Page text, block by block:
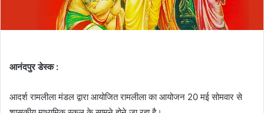
आनंदपुर डेस्क :
आदर्श रामलीला मंडल द्वारा आयोजित रामलीला का आयोजन 20 मई सोमवार से